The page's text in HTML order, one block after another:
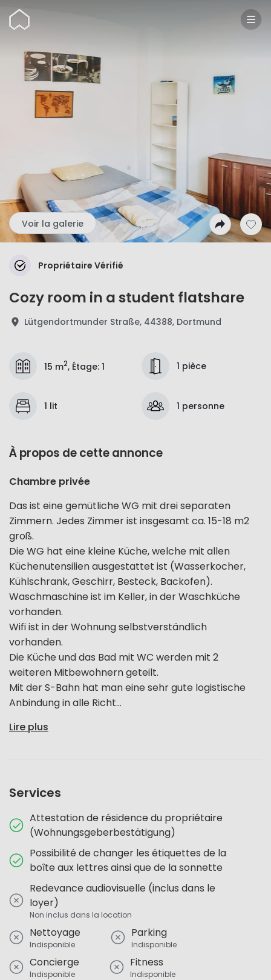
Wunderflats
Voir la galerie
Propriétaire Vérifié
Cozy room in a student flatshare
Lütgendortmunder Straße, 44388, Dortmund
15 m2, Étage: 1 1 pièce
1 lit 1 personne
À propos de cette annonce
Chambre privée
Das ist eine gemütliche WG mit drei separaten
Zimmern. Jedes Zimmer ist insgesamt ca. 15-18 m2
groß.
Die WG hat eine kleine Küche, welche mit allen
Küchenutensilien ausgestattet ist (Wasserkocher,
Kühlschrank, Geschirr, Besteck, Backofen).
Waschmaschine ist im Keller, in der Waschküche
vorhanden.
Wifi ist in der Wohnung selbstverständlich
vorhanden.
Die Küche und das Bad mit WC werden mit 2
weiteren Mitbewohnern geteilt.
Mit der S-Bahn hat man eine sehr gute logistische
Anbindung in alle Richt...
Lire plus
Services
Attestation de résidence du propriétaire
(Wohnungsgeberbestätigung)
Possibilité de changer les étiquettes de la
boîte aux lettres ainsi que de la sonnette
Redevance audiovisuelle (inclus dans le
loyer)
Non inclus dans la location
Nettoyage
Indisponible
Parking
Indisponible
Concierge
Indisponible
Fitness
Indisponible